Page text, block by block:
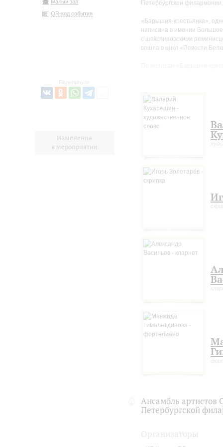
Малый зал
QR-код события
Поделиться:
Изменения
в мероприятии
Петербургской филармонии.
«Барышня-крестьянка»,
написана в имении Большое
с шекспировскими
вошла в цикл «Повести
Ансамбль артистов
Петербургской